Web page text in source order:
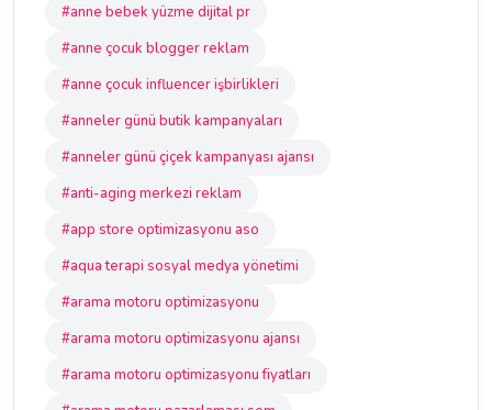
#anne bebek yüzme dijital pr
#anne çocuk blogger reklam
#anne çocuk influencer işbirlikleri
#anneler günü butik kampanyaları
#anneler günü çiçek kampanyası ajansı
#anti-aging merkezi reklam
#app store optimizasyonu aso
#aqua terapi sosyal medya yönetimi
#arama motoru optimizasyonu
#arama motoru optimizasyonu ajansı
#arama motoru optimizasyonu fiyatları